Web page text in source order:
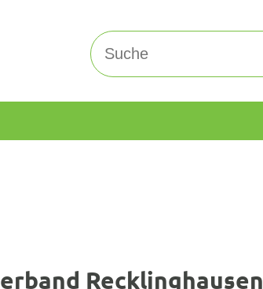
Suchen
Recklinghausen